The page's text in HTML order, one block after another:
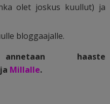
olet joskus kuullut) ja
bloggaajalle.
haaste
ja Millalle.